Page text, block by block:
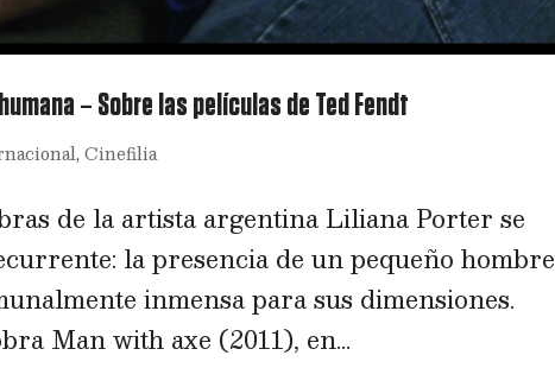
– Sobre las películas de Ted Fendt
,Cinefilia
de la artista argentina Liliana Porter se
la presencia de un pequeño hombre
inmensa para sus dimensiones.
Man with axe (2011), en...